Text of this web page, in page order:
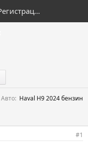
Регистрация
Авто Haval H9 2024 бензин
#1